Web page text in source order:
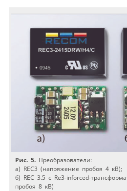
Рис. 5. Преобразователи:
а) REC3 (напряжение пробоя 4 кВ);
б) REC 3.5 c Re3-inforced-
пробоя 8 кВ)